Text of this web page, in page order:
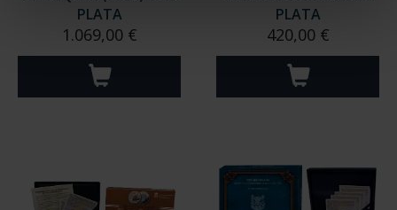
PLATA
1.069,00 €
PLATA
420,00 €